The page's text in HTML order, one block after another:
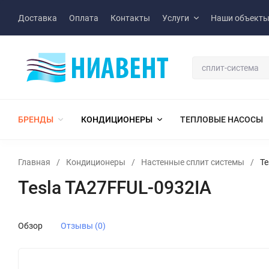
Доставка Оплата Контакты Услуги Наши объекты
БРЕНДЫ КОНДИЦИОНЕРЫ ТЕПЛОВЫЕ НАСОСЫ
Главная / Кондиционеры / Настенные сплит системы /
Tesla TA27FFUL-0932IA
Обзор Отзывы (0)